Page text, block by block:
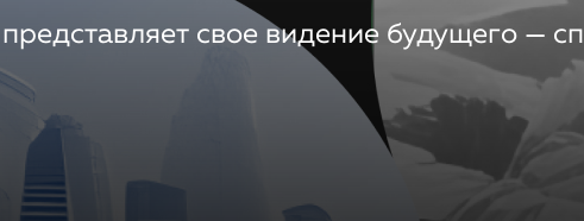
свое видение будущего —